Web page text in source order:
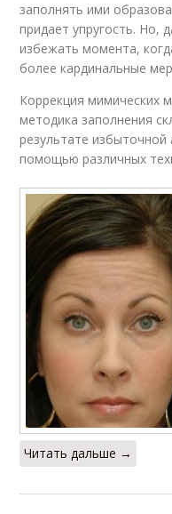
заполнять ими
придает упругость. Но,
избежать момента,
более кардинальные
Коррекция мимических
методика заполнения
результате
помощью различных
Читать дальше →